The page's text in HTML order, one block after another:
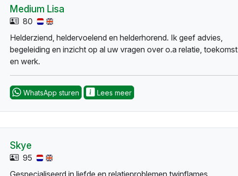
Medium Lisa
80
Helderziend, heldervoelend en helderhorend. Ik geef advies,
begeleiding en inzicht op al uw vragen over o.a relatie, toekomst
en werk.
WhatsApp sturen Lees meer
Skye
95
Gespecialiseerd in liefde en relatieproblemen,twinflames